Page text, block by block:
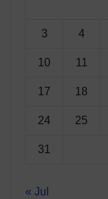
3 4
10 11
17 18
24 25
31
« Jul